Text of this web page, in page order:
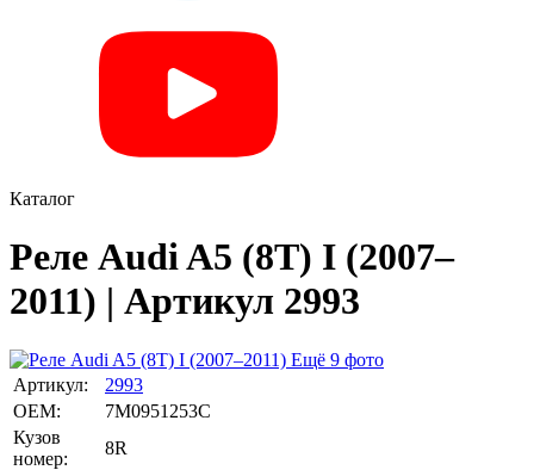
Каталог
Реле Audi A5 (8T) I (2007–
2011) | Артикул 2993
Ещё 9 фото
Артикул:
2993
OEM:
7M0951253C
Кузов
номер:
8R